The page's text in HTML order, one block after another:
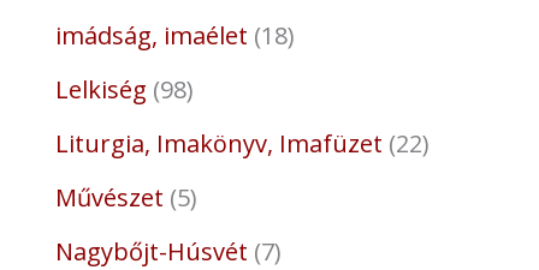
imádság, imaélet 18
Lelkiség 98
Liturgia, Imakönyv, Imafüzet 22
Művészet 5
Nagybőjt-Húsvét 7